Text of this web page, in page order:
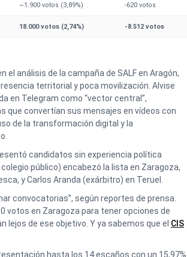
~1.900 votos (3,89%) -620 votos
18.000 votos (2,74%) -8.512 votos
análisis de la campaña de SALF en Aragón,
territorial y poca movilización. Alvise
en Telegram como “vector central”,
que convertían sus mensajes en vídeos con
de la transformación digital y la
candidatos sin experiencia política
público) encabezó la lista en Zaragoza,
y Carlos Aranda (exárbitro) en Teruel.
convocatorias”, según reportes de prensa.
votos en Zaragoza para tener opciones de
de ese objetivo. Y ya sabemos que el CIS
hasta los 14 escaños con un 15,97%